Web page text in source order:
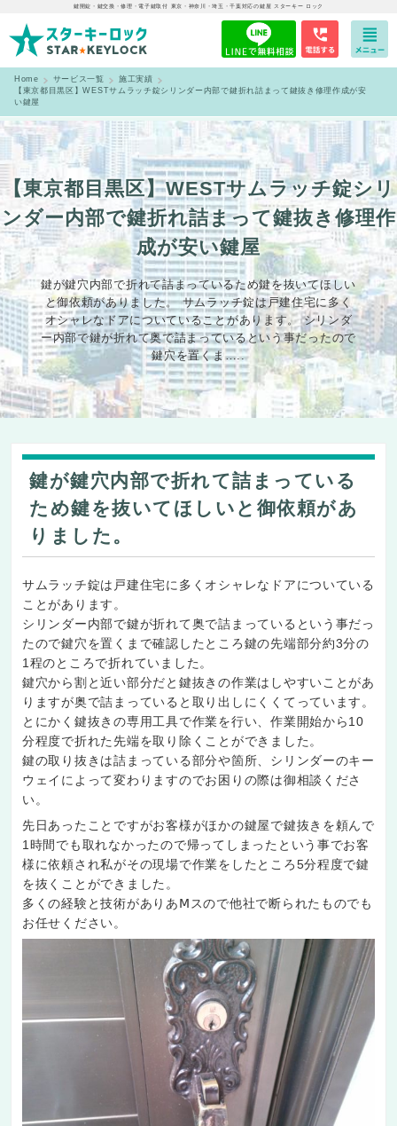
鍵開錠・鍵交換・修理・電子鍵取付 東京・神奈川・埼玉・千葉対応の鍵屋 スターキー ロック
Home サービス一覧
施工実績
【東京都目黒区】WESTサムラッチ錠シリンダー内部で鍵折れ詰まって鍵抜き修理作成が安
い鍵屋
【東京都目黒区】WESTサムラッチ錠シリ
ンダー内部で鍵折れ詰まって鍵抜き修理作
成が安い鍵屋
鍵が鍵穴内部で折れて詰まっているため鍵を抜いてほしい
と御依頼がありました。 サムラッチ錠は戸建住宅に多く
オシャレなドアについていることがあります。 シリンダ
ー内部で鍵が折れて奥で詰まっているという事だったので
鍵穴を置くま…..
鍵が鍵穴内部で折れて詰まっている
ため鍵を抜いてほしいと御依頼があ
りました。
サムラッチ錠は戸建住宅に多くオシャレなドアについている
ことがあります。
シリンダー内部で鍵が折れて奥で詰まっているという事だっ
たので鍵穴を置くまで確認したところ鍵の先端部分約3分の
1程のところで折れていました。
鍵穴から割と近い部分だと鍵抜きの作業はしやすいことがあ
りますが奥で詰まっていると取り出しにくくてっています。
とにかく鍵抜きの専用工具で作業を行い、作業開始から10
分程度で折れた先端を取り除くことができました。
鍵の取り抜きは詰まっている部分や箇所、シリンダーのキー
ウェイによって変わりますのでお困りの際は御相談くださ
い。
先日あったことですがお客様がほかの鍵屋で鍵抜きを頼んで
1時間でも取れなかったので帰ってしまったという事でお客
様に依頼され私がその現場で作業をしたところ5分程度で鍵
を抜くことができました。
多くの経験と技術がありあⅯスので他社で断られたものでも
お任せください。